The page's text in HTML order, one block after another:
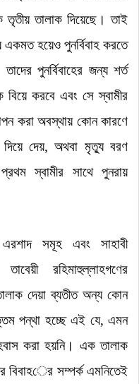
তৃতীয় তালাক দিয়েছে। তাই
হয়েও পুনর্বিবাহ করতে
পুনর্বিবাহের জন্য শর্ত
বিয়ে করবে এবং সে স্বামীর
করা অবস্থায় কোন কারণে
দেয়, অথবা মৃত্যু বরণ
স্বামীর সাথে পুনরায়
সমূহ এবং সাহাবী
রহিমাহুল্লাহগণের
দেয়া ব্যতীত অন্য কোন
পন্থা হচ্ছে এই যে, এমন
করা হয়নি। এক তালাক
বিবাহের সম্পর্ক এমনিতেই